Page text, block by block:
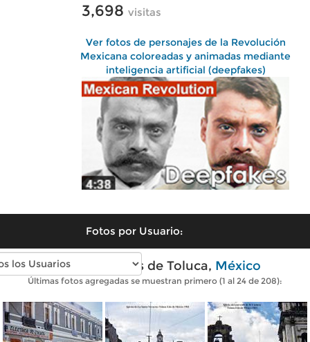
3,698 visitas
Ver fotos de personajes de la Revolución
Mexicana coloreadas y animadas mediante
inteligencia artificial (deepfakes)
Fotos por Usuario:
Fotos antiguas de Toluca, México
Últimas fotos agregadas se muestran primero (1 al 24 de 208):